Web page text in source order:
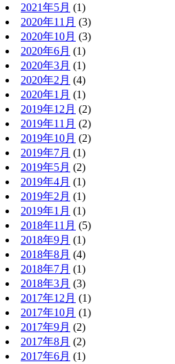
2021年5月 (1)
2020年11月 (3)
2020年10月 (3)
2020年6月 (1)
2020年3月 (1)
2020年2月 (4)
2020年1月 (1)
2019年12月 (2)
2019年11月 (2)
2019年10月 (2)
2019年7月 (1)
2019年5月 (2)
2019年4月 (1)
2019年2月 (1)
2019年1月 (1)
2018年11月 (5)
2018年9月 (1)
2018年8月 (4)
2018年7月 (1)
2018年3月 (3)
2017年12月 (1)
2017年10月 (1)
2017年9月 (2)
2017年8月 (2)
2017年6月 (1)